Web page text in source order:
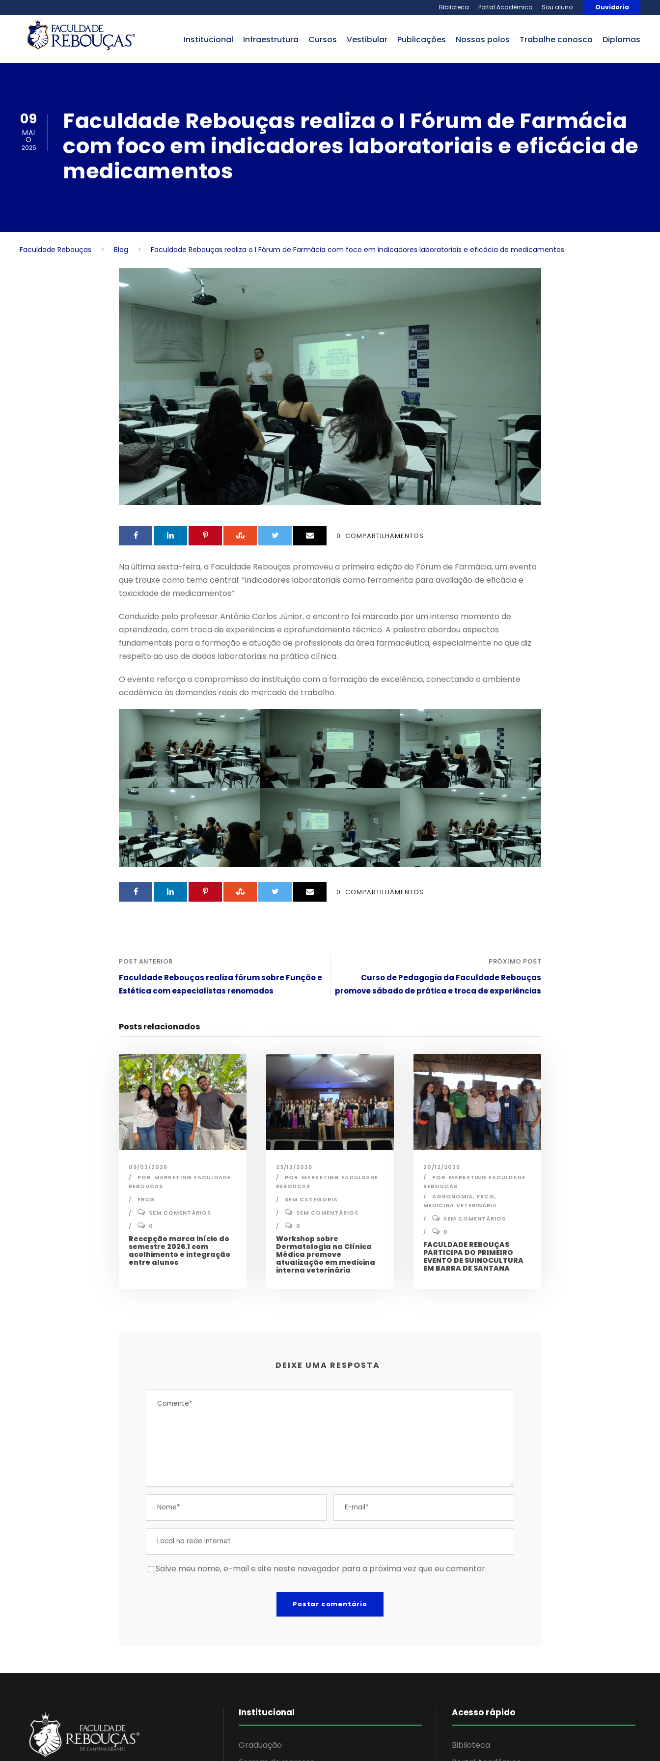
Biblioteca Portal Acadêmico Sou aluno Ouvidoria
institucional infraestrutura cursos vestibular publicações nossos polos trabalhe conosco Diplomas
09
MAI
O
2025
Faculdade Rebouças realiza o I Fórum de Farmácia
com foco em indicadores laboratoriais e eficácia de
medicamentos
Faculdade Rebouças > Blog > Faculdade Rebouças realiza o I Fórum de Farmácia com foco em indicadores laboratoriais e eficácia de medicamentos
0 COMPARTILHAMENTOS
Na última sexta-feira, a Faculdade Rebouças promoveu a primeira edição do Fórum de Farmácia, um evento
que trouxe como tema central: “Indicadores laboratoriais como ferramenta para avaliação de eficácia e
toxicidade de medicamentos”.
Conduzido pelo professor Antônio Carlos Júnior, o encontro foi marcado por um intenso momento de
aprendizado, com troca de experiências e aprofundamento técnico. A palestra abordou aspectos
fundamentais para a formação e atuação de profissionais da área farmacêutica, especialmente no que diz
respeito ao uso de dados laboratoriais na prática clínica.
O evento reforça o compromisso da instituição com a formação de excelência, conectando o ambiente
acadêmico às demandas reais do mercado de trabalho.
0 COMPARTILHAMENTOS
POST ANTERIOR
Faculdade Rebouças realiza fórum sobre Função e
Estética com especialistas renomados
PRÓXIMO POST
Curso de Pedagogia da Faculdade Rebouças
promove sábado de prática e troca de experiências
Posts relacionados
09/02/2026
POR MARKETING FACULDADE
REBOUCAS
FRCG
SEM COMENTÁRIOS
0
Recepção marca início do
semestre 2026.1 com
acolhimento e integração
entre alunos
23/12/2025
POR MARKETING FACULDADE
REBOUCAS
SEM CATEGORIA
SEM COMENTÁRIOS
0
Workshop sobre
Dermatologia na Clínica
Médica promove
atualização em medicina
interna veterinária
20/12/2025
POR MARKETING FACULDADE
REBOUCAS
AGRONOMIA, FRCG,
MEDICINA VETERINÁRIA
SEM COMENTÁRIOS
0
FACULDADE REBOUÇAS
PARTICIPA DO PRIMEIRO
EVENTO DE SUINOCULTURA
EM BARRA DE SANTANA
DEIXE UMA RESPOSTA
Salve meu nome, e-mail e site neste navegador para a próxima vez que eu comentar.
Institucional
Graduação
Acesso rápido
Biblioteca